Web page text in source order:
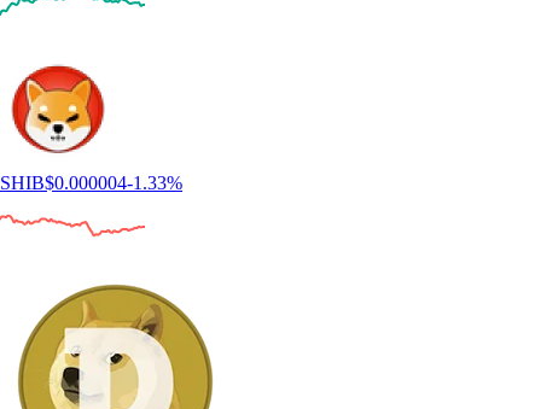
SHIB$0.000004-1.33%